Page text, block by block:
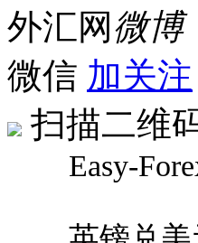
外汇网 微博
微信 加关注
扫描二维
Easy-